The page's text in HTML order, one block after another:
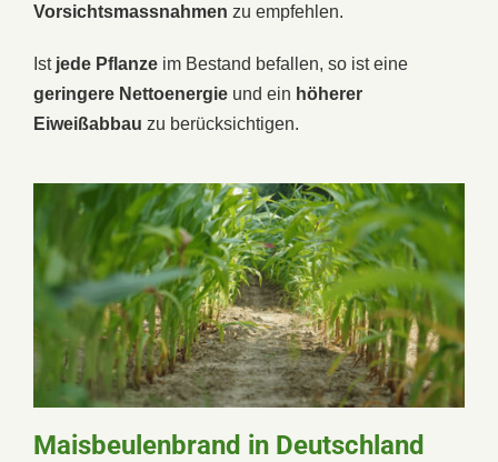
Vorsichtsmassnahmen zu empfehlen.
Ist jede Pflanze im Bestand befallen, so ist eine
geringere Nettoenergie und ein höherer
Eiweißabbau zu berücksichtigen.
Maisbeulenbrand in Deutschland